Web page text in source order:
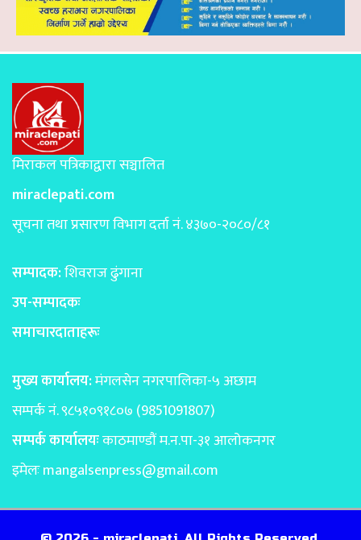
मिराकल पत्रिकाद्वारा सञ्चालित
miraclepati.com
सूचना तथा प्रसारण विभाग दर्ता नं. ४३७०-२०८०/८१
सम्पादक:शिवराज ढुंगाना
उप-सम्पादकः
समाचारदाताहरूः
मुख्य कार्यालय:मंगलसेन नगरपालिका-५ अछाम
सम्पर्क नं. ९८५१०९१८०७ (9851091807)
सम्पर्क कार्यालयःकाठमाण्डाैं म.न.पा-३१ आलोकनगर
इमेलःmangalsenpress@gmail.com